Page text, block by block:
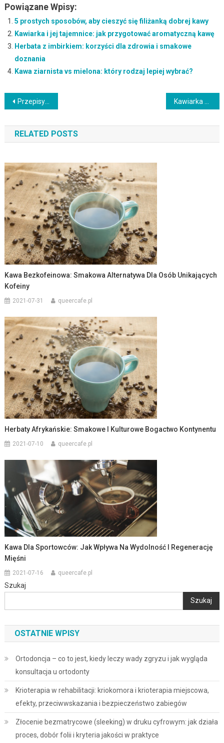
Powiązane Wpisy:
5 prostych sposobów, aby cieszyć się filiżanką dobrej kawy
Kawiarka i jej tajemnice: jak przygotować aromatyczną kawę
Herbata z imbirkiem: korzyści dla zdrowia i smakowe
doznania
Kawa ziarnista vs mielona: który rodzaj lepiej wybrać?
Nawigacja
wpisu
Przepisy na Zdrowe i Syte Kanapki dla Energii na Cały Dzień
RELATED POSTS
Kawa Bezkofeinowa: Smakowa Alternatywa Dla Osób Unikających
Kofeiny
2021-07-31 queercafe.pl
Herbaty Afrykańskie: Smakowe I Kulturowe Bogactwo Kontynentu
2021-07-10 queercafe.pl
Kawa Dla Sportowców: Jak Wpływa Na Wydolność I Regenerację
Mięśni
2021-07-16 queercafe.pl
Szukaj
Szukaj
OSTATNIE WPISY
Ortodoncja – co to jest, kiedy leczy wady zgryzu i jak wygląda
konsultacja u ortodonty
Krioterapia w rehabilitacji: kriokomora i krioterapia miejscowa,
efekty, przeciwwskazania i bezpieczeństwo zabiegów
Złocenie bezmatrycowe (sleeking) w druku cyfrowym: jak działa
proces, dobór folii i kryteria jakości w praktyce